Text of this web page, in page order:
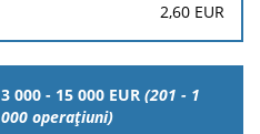
2,60 EUR
3 000 - 15 000 EUR(201 - 1
000 operațiuni)